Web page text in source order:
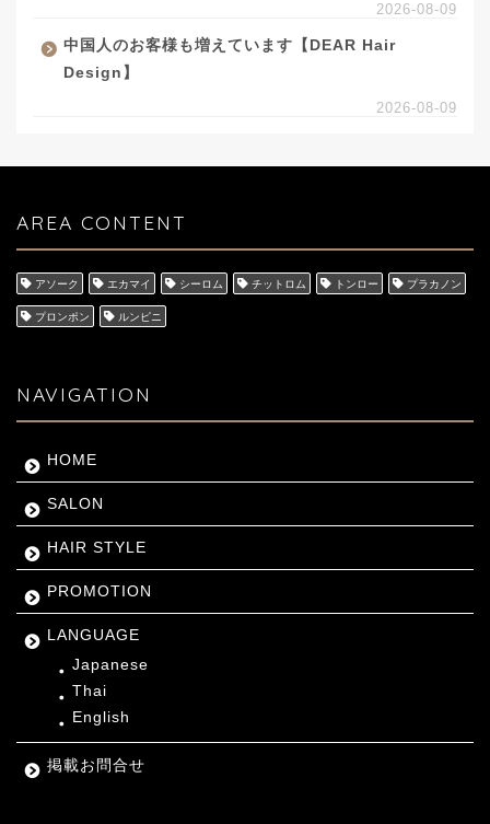
2026-08-09
中国人のお客様も増えています【DEAR Hair
Design】
2026-08-09
AREA CONTENT
アソーク エカマイ シーロム チットロム トンロー プラカノン
プロンポン ルンピニ
NAVIGATION
HOME
SALON
HAIR STYLE
PROMOTION
LANGUAGE
Japanese
Thai
English
掲載お問合せ